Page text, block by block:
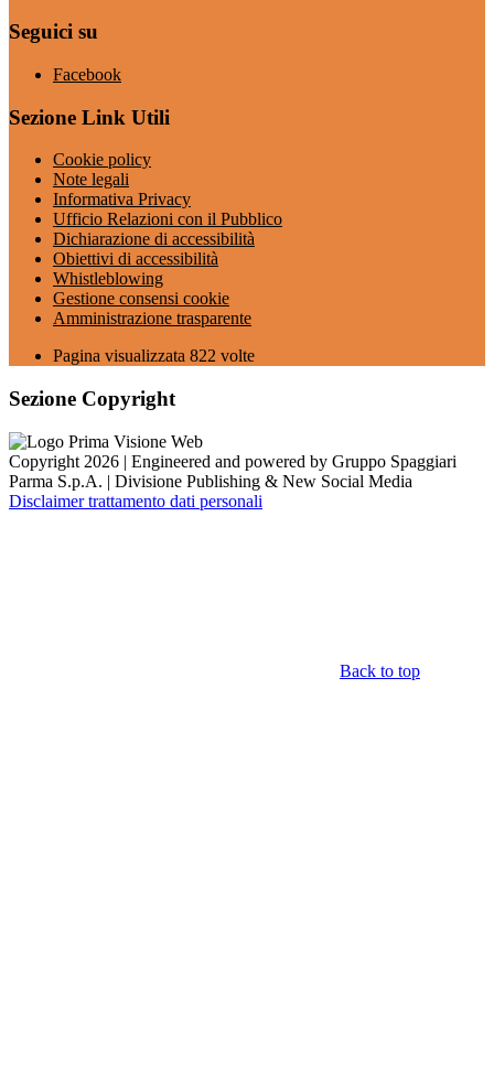
Seguici su
Facebook
Sezione Link Utili
Cookie policy
Note legali
Informativa Privacy
Ufficio Relazioni con il Pubblico
Dichiarazione di accessibilità
Obiettivi di accessibilità
Whistleblowing
Gestione consensi cookie
Amministrazione trasparente
Pagina visualizzata 822 volte
Sezione Copyright
Copyright 2026 | Engineered and powered by Gruppo Spaggiari
Parma S.p.A. | Divisione Publishing & New Social Media
Disclaimer trattamento dati personali
Back to top